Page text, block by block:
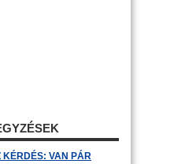
KÉRDÉS: VAN PÁR